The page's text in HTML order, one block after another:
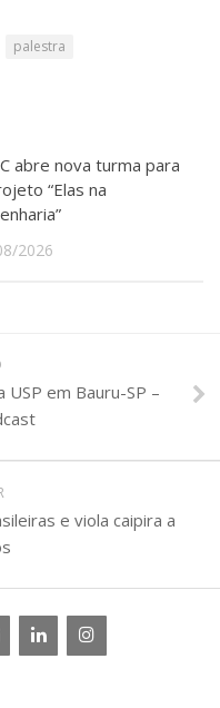
palestra
abre nova turma para
“Elas na
2026
em Bauru-SP –
e viola caipira a